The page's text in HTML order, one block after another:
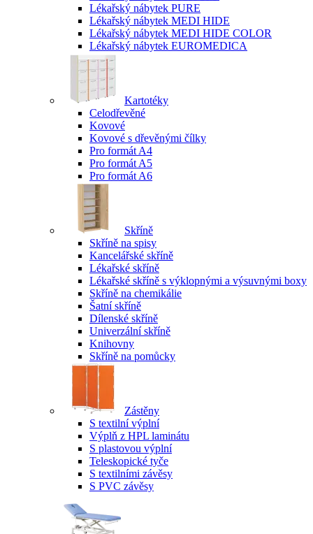
Lékařský nábytek PURE
Lékařský nábytek MEDI HIDE
Lékařský nábytek MEDI HIDE COLOR
Lékařský nábytek EUROMEDICA
Kartotéky
Celodřevěné
Kovové
Kovové s dřevěnými čílky
Pro formát A4
Pro formát A5
Pro formát A6
Skříně
Skříně na spisy
Kancelářské skříně
Lékařské skříně
Lékařské skříně s výklopnými a výsuvnými boxy
Skříně na chemikálie
Šatní skříně
Dílenské skříně
Univerzální skříně
Knihovny
Skříně na pomůcky
Zástěny
S textilní výplní
Výplň z HPL laminátu
S plastovou výplní
Teleskopické tyče
S textilními závěsy
S PVC závěsy